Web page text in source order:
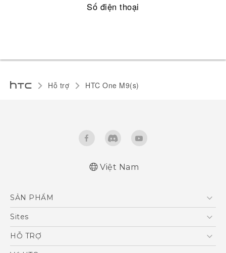
Số điện thoại
Hỗ trợ HTC One M9(s)‎
Việt Nam
SẢN PHẨM
5G
Điện Thoại Thông Minh
VIVE
Sites
HTC Dev
HỖ TRỢ